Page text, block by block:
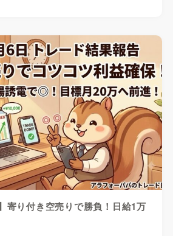
寄り付き空売りで勝負！日給1万